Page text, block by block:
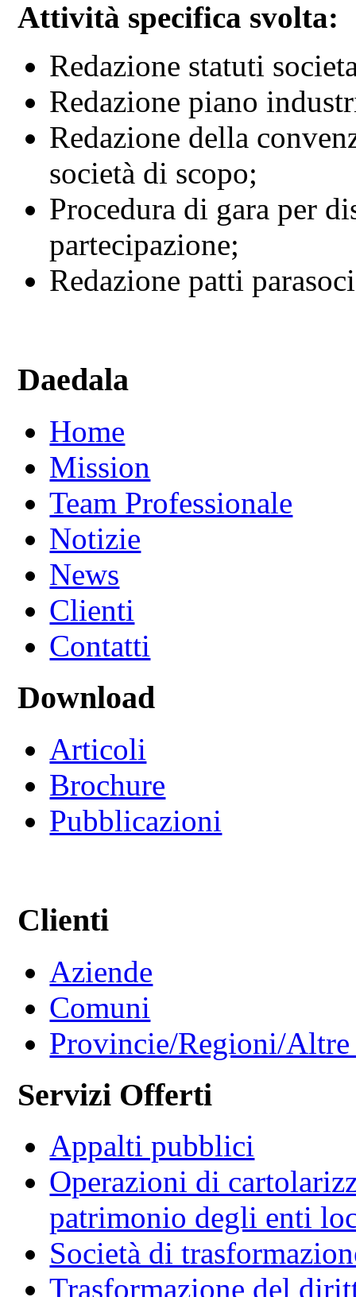
Attività specifica svolta:
Redazione statuti
Redazione piano
Redazione della
società di scopo;
Procedura di gara per
partecipazione;
Redazione patti
Daedala
Home
Mission
Team Professionale
Notizie
News
Clienti
Contatti
Download
Articoli
Brochure
Pubblicazioni
Clienti
Aziende
Comuni
Provincie/Regioni/
Servizi Offerti
Appalti pubblici
Operazioni di
patrimonio degli enti
Società di
Trasformazione del